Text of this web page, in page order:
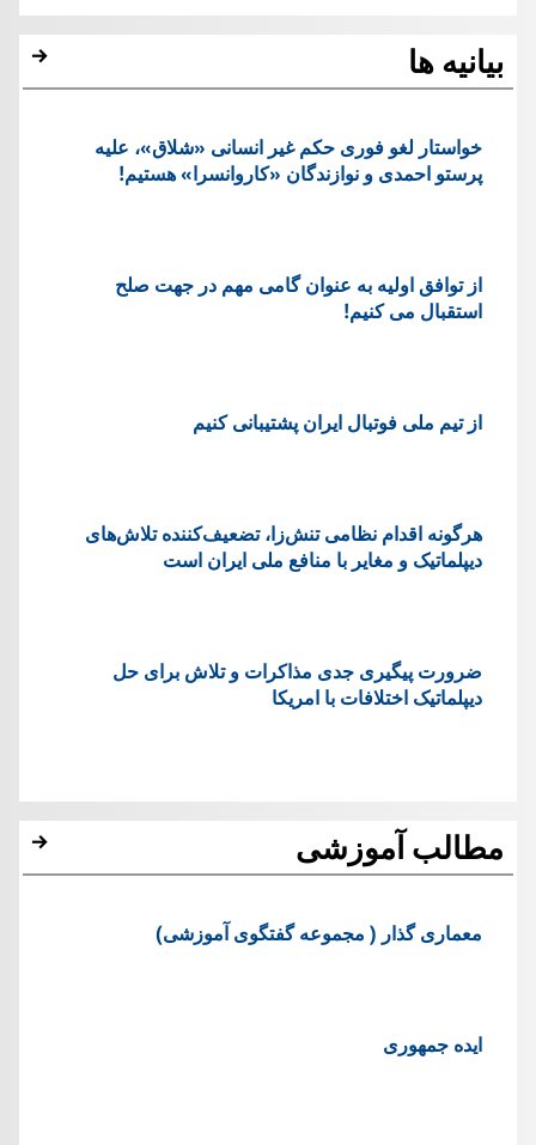
بیانیه ها
خواستار لغو فوری حکم غیر انسانی «شلاق»، علیه
پرستو احمدی و نوازندگان «کاروانسرا» هستیم!
از توافق اولیه به عنوان گامی مهم در جهت صلح
استقبال می کنیم!
از تیم ملی فوتبال ایران پشتیبانی کنیم
هرگونه اقدام نظامی تنش‌زا، تضعیف‌کننده تلاش‌های
دیپلماتیک و مغایر با منافع ملی ایران است
ضرورت پیگیری جدی مذاکرات و تلاش برای حل
دیپلماتیک اختلافات با امریکا
مطالب آموزشی
معماری گذار ( مجموعه گفتگوی آموزشی)
ایده جمهوری